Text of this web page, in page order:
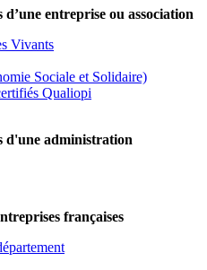
entreprise ou association
Vivants
Sociale et Solidaire)
Qualiopi
d'une administration
françaises